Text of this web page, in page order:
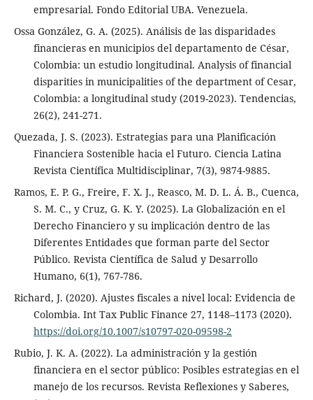
empresarial. Fondo Editorial UBA. Venezuela.
Ossa González, G. A. (2025). Análisis de las disparidades
financieras en municipios del departamento de César,
Colombia: un estudio longitudinal. Analysis of financial
disparities in municipalities of the department of Cesar,
Colombia: a longitudinal study (2019-2023). Tendencias,
26(2), 241-271.
Quezada, J. S. (2023). Estrategias para una Planificación
Financiera Sostenible hacia el Futuro. Ciencia Latina
Revista Científica Multidisciplinar, 7(3), 9874-9885.
Ramos, E. P. G., Freire, F. X. J., Reasco, M. D. L. Á. B., Cuenca,
S. M. C., y Cruz, G. K. Y. (2025). La Globalización en el
Derecho Financiero y su implicación dentro de las
Diferentes Entidades que forman parte del Sector
Público. Revista Científica de Salud y Desarrollo
Humano, 6(1), 767-786.
Richard, J. (2020). Ajustes fiscales a nivel local: Evidencia de
Colombia. Int Tax Public Finance 27, 1148–1173 (2020).
https://doi.org/10.1007/s10797-020-09598-2
Rubio, J. K. A. (2022). La administración y la gestión
financiera en el sector público: Posibles estrategias en el
manejo de los recursos. Revista Reflexiones y Saberes,